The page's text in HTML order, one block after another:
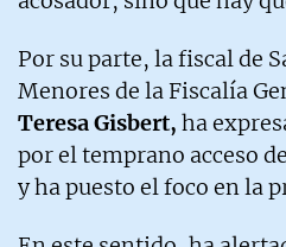
Por su parte, la fiscal de
Menores de la Fiscalía
Teresa Gisbert, ha
por el temprano acceso
y ha puesto el foco en la